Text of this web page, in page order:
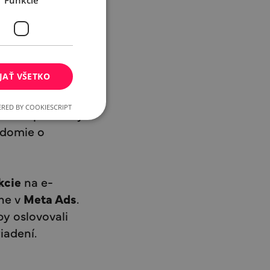
Po spoločnej
o
na e-
v Meta Ads.
oslovovali
VŠETKO
BY COOKIESCRIPT